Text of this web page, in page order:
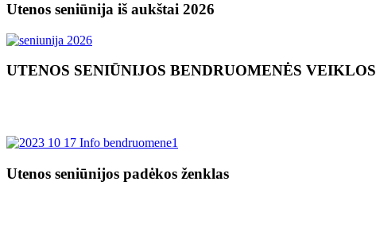
Utenos seniūnija iš aukštai 2026
UTENOS SENIŪNIJOS BENDRUOMENĖS VEIKLOS
Utenos seniūnijos padėkos ženklas